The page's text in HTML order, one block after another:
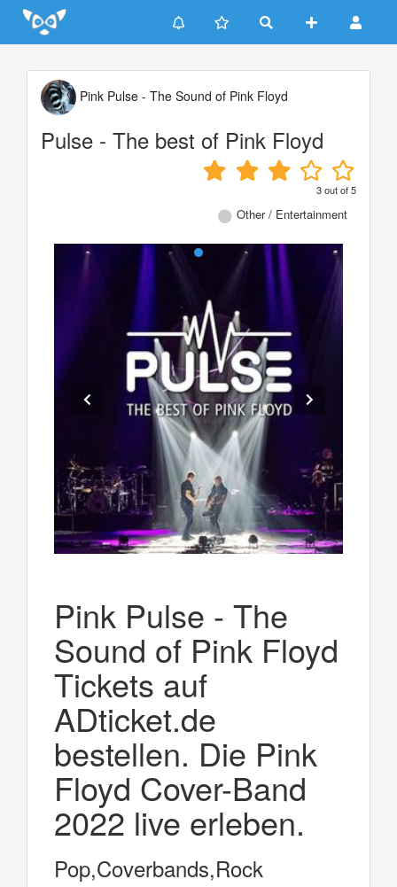
Update cookies preferences
Pink Pulse - The Sound of Pink Floyd
Pulse - The best of Pink Floyd
3out of5
Other / Entertainment
Pink Pulse - The
Sound of Pink Floyd
Tickets auf
ADticket.de
bestellen. Die Pink
Floyd Cover-Band
2022 live erleben.
Pop,Coverbands,Rock